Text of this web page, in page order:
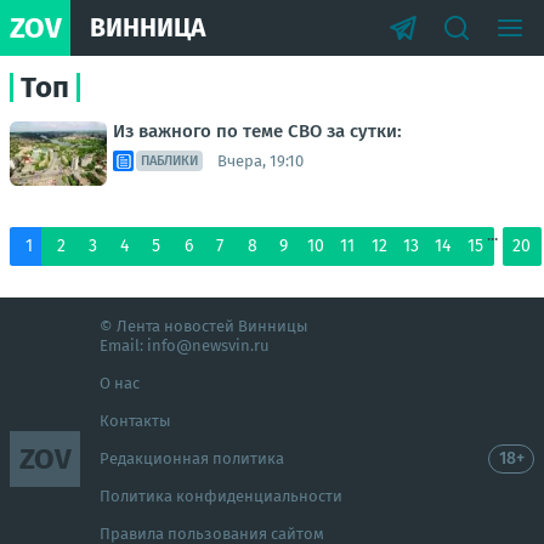
ZOV ВИННИЦА
Топ
Из важного по теме СВО за сутки:
ПАБЛИКИ Вчера, 19:10
1 2 3 4 5 6 7 8 9 10 11 12 13 14 15
...
20
ZOV
© Лента новостей Винницы
Email: info@newsvin.ru
О нас
Контакты
Редакционная политика
Политика конфиденциальности
Правила пользования сайтом
18+